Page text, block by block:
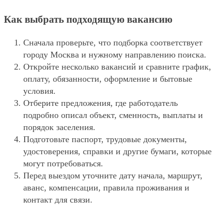
Как выбрать подходящую вакансию
Сначала проверьте, что подборка соответствует
городу Москва и нужному направлению поиска.
Откройте несколько вакансий и сравните график,
оплату, обязанности, оформление и бытовые
условия.
Отберите предложения, где работодатель
подробно описал объект, сменность, выплаты и
порядок заселения.
Подготовьте паспорт, трудовые документы,
удостоверения, справки и другие бумаги, которые
могут потребоваться.
Перед выездом уточните дату начала, маршрут,
аванс, компенсации, правила проживания и
контакт для связи.